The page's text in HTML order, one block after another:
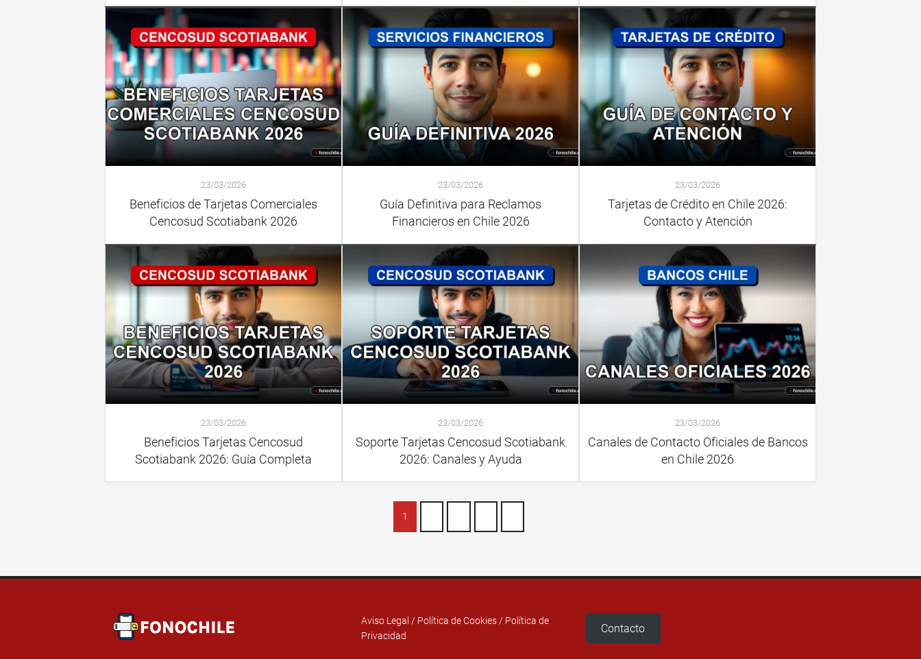
23/03/2026
Beneficios de Tarjetas Comerciales
Cencosud Scotiabank 2026
23/03/2026
Guía Definitiva para Reclamos
Financieros en Chile 2026
23/03/2026
Tarjetas de Crédito en Chile 2026:
Contacto y Atención
23/03/2026
Beneficios Tarjetas Cencosud
Scotiabank 2026: Guía Completa
23/03/2026
Soporte Tarjetas Cencosud Scotiabank
2026: Canales y Ayuda
23/03/2026
Canales de Contacto Oficiales de Bancos
en Chile 2026
1
Aviso Legal / Política de Cookies/ Política de
Privacidad
Contacto